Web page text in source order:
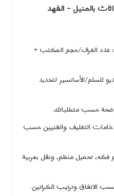
بالمنيل – الفهد
عدد الغرف/حجم المكتب +
للسلم/الأسانسير لتحديد
حسب متطلباتك.
خامات التغليف والفنيين حسب
فكه، تحميل منظم، ونقل بعربية
الاتفاق وترتيب الكراتين.